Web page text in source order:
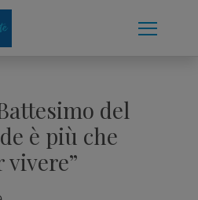
del
è più che
vivere”